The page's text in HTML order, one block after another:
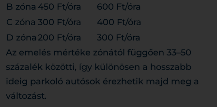
B zóna 450 Ft/óra
600 Ft/óra
C zóna 300 Ft/óra
400 Ft/óra
D zóna 200 Ft/óra
300 Ft/óra
Az emelés mértéke zónától függően 33–50
százalék közötti, így különösen a hosszabb
ideig parkoló autósok érezhetik majd meg a
változást.